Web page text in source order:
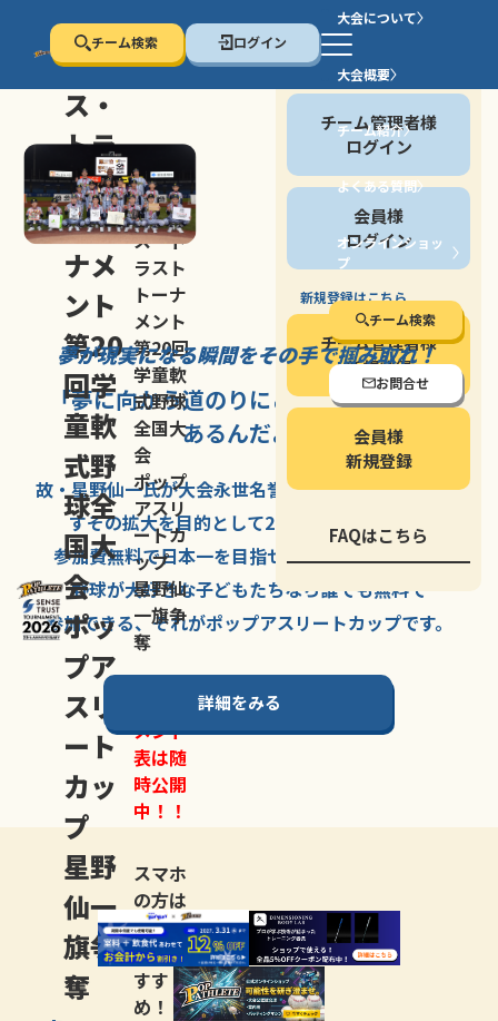
チーム検索 ログイン
大会について
大会概要
チーム紹介
よくある質問
オンラインショッ
プ
チーム検索
お問合せ
停止する
セン
ス・
トラ
スト
トー
ナメ
ント
第20
回学
童軟
式野
球全
国大
会
ポッ
プア
スリ
ート
カッ
プ
星野
仙一
旗争
奪
セン
ス・ト
ラスト
トーナ
メント
第20回
学童軟
式野球
全国大
会
ポップ
アスリ
ートカ
ップ
星野仙
一旗争
奪
メント
表は随
時公開
中！！
スマホ
の方は
LINE登
録がお
すす
め！
会員の方
チーム管理者様
ログイン
会員様
ログイン
新規登録はこちら
チーム管理者様
新規登録
会員様
新規登録
FAQはこちら
夢が現実になる瞬間をその手で掴み取れ！
「夢に向かう道のりにこそ大きな意味が
あるんだよ」
故・星野仙一氏が大会永世名誉会長を務める、野球の
すその拡大を目的として2007年に
参加費無料で日本一を目指せる唯一の野球大会。
野球が大好きな子どもたちなら誰でも無料で
参加できる、それがポップアスリートカップです。
詳細をみる